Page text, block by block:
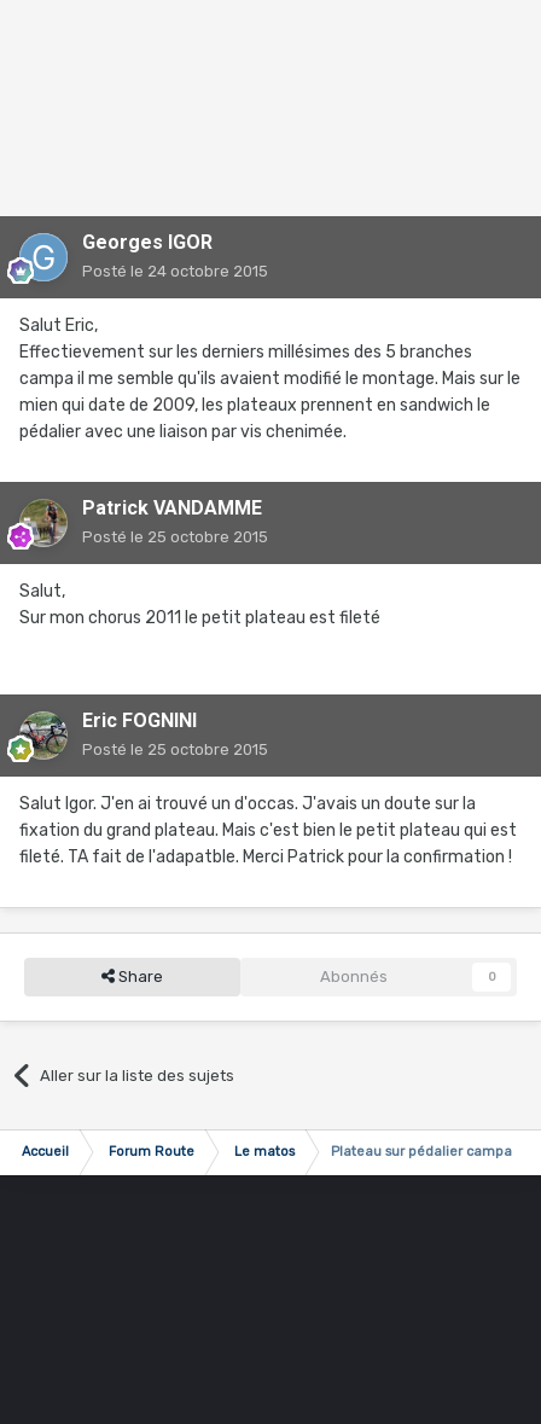
Georges IGOR
Posté le 24 octobre 2015
Salut Eric,
Effectievement sur les derniers millésimes des 5 branches
campa il me semble qu'ils avaient modifié le montage. Mais sur le
mien qui date de 2009, les plateaux prennent en sandwich le
pédalier avec une liaison par vis chenimée.
Patrick VANDAMME
Posté le 25 octobre 2015
Salut,
Sur mon chorus 2011 le petit plateau est fileté
Eric FOGNINI
Posté le 25 octobre 2015
Salut Igor. J'en ai trouvé un d'occas. J'avais un doute sur la
fixation du grand plateau. Mais c'est bien le petit plateau qui est
fileté. TA fait de l'adapatble. Merci Patrick pour la confirmation !
Share Abonnés 0
Aller sur la liste des sujets
Accueil Forum Route Le matos Plateau sur pédalier campa